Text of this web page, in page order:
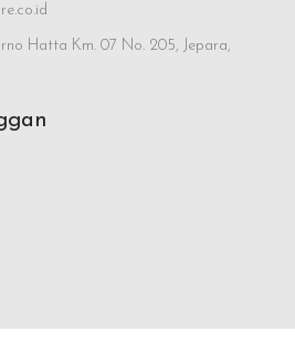
Hatta Km. 07 No. 205, Jepara,